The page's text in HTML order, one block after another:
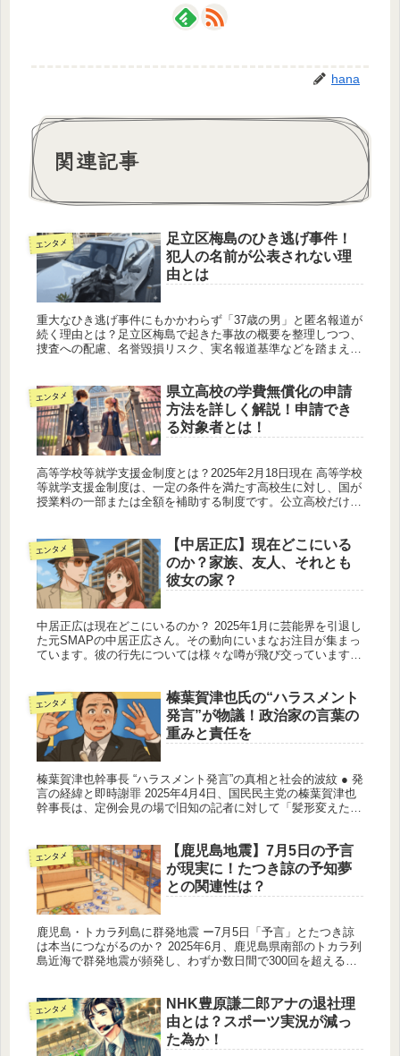
hana
関連記事
エンタメ
足立区梅島のひき逃げ事件！
犯人の名前が公表されない理
由とは
重大なひき逃げ事件にもかかわらず「37歳の男」と匿名報道が
続く理由とは？足立区梅島で起きた事故の概要を整理しつつ、
捜査への配慮、名誉毀損リスク、実名報道基準などを踏まえ、
エンタメ
県立高校の学費無償化の申請
方法を詳しく解説！申請でき
る対象者とは！
高等学校等就学支援金制度とは？2025年2月18日現在 高等学校
等就学支援金制度は、一定の条件を満たす高校生に対し、国が
授業料の一部または全額を補助する制度です。公立高校だけで
エンタメ
【中居正広】現在どこにいる
のか？家族、友人、それとも
彼女の家？
中居正広は現在どこにいるのか？ 2025年1月に芸能界を引退し
た元SMAPの中居正広さん。その動向にいまなお注目が集まっ
ています。彼の行先については様々な噂が飛び交っています
エンタメ
榛葉賀津也氏の“ハラスメント
発言”が物議！政治家の言葉の
重みと責任を
榛葉賀津也幹事長 “ハラスメント発言”の真相と社会的波紋 ● 発
言の経緯と即時謝罪 2025年4月4日、国民民主党の榛葉賀津也
幹事長は、定例会見の場で旧知の記者に対して「髪形変えた
エンタメ
【鹿児島地震】7月5日の予言
が現実に！たつき諒の予知夢
との関連性は？
鹿児島・トカラ列島に群発地震 ー7月5日「予言」とたつき諒
は本当につながるのか？ 2025年6月、鹿児島県南部のトカラ列
島近海で群発地震が頻発し、わずか数日間で300回を超える揺
エンタメ
NHK豊原謙二郎アナの退社理
由とは？スポーツ実況が減っ
た為か！